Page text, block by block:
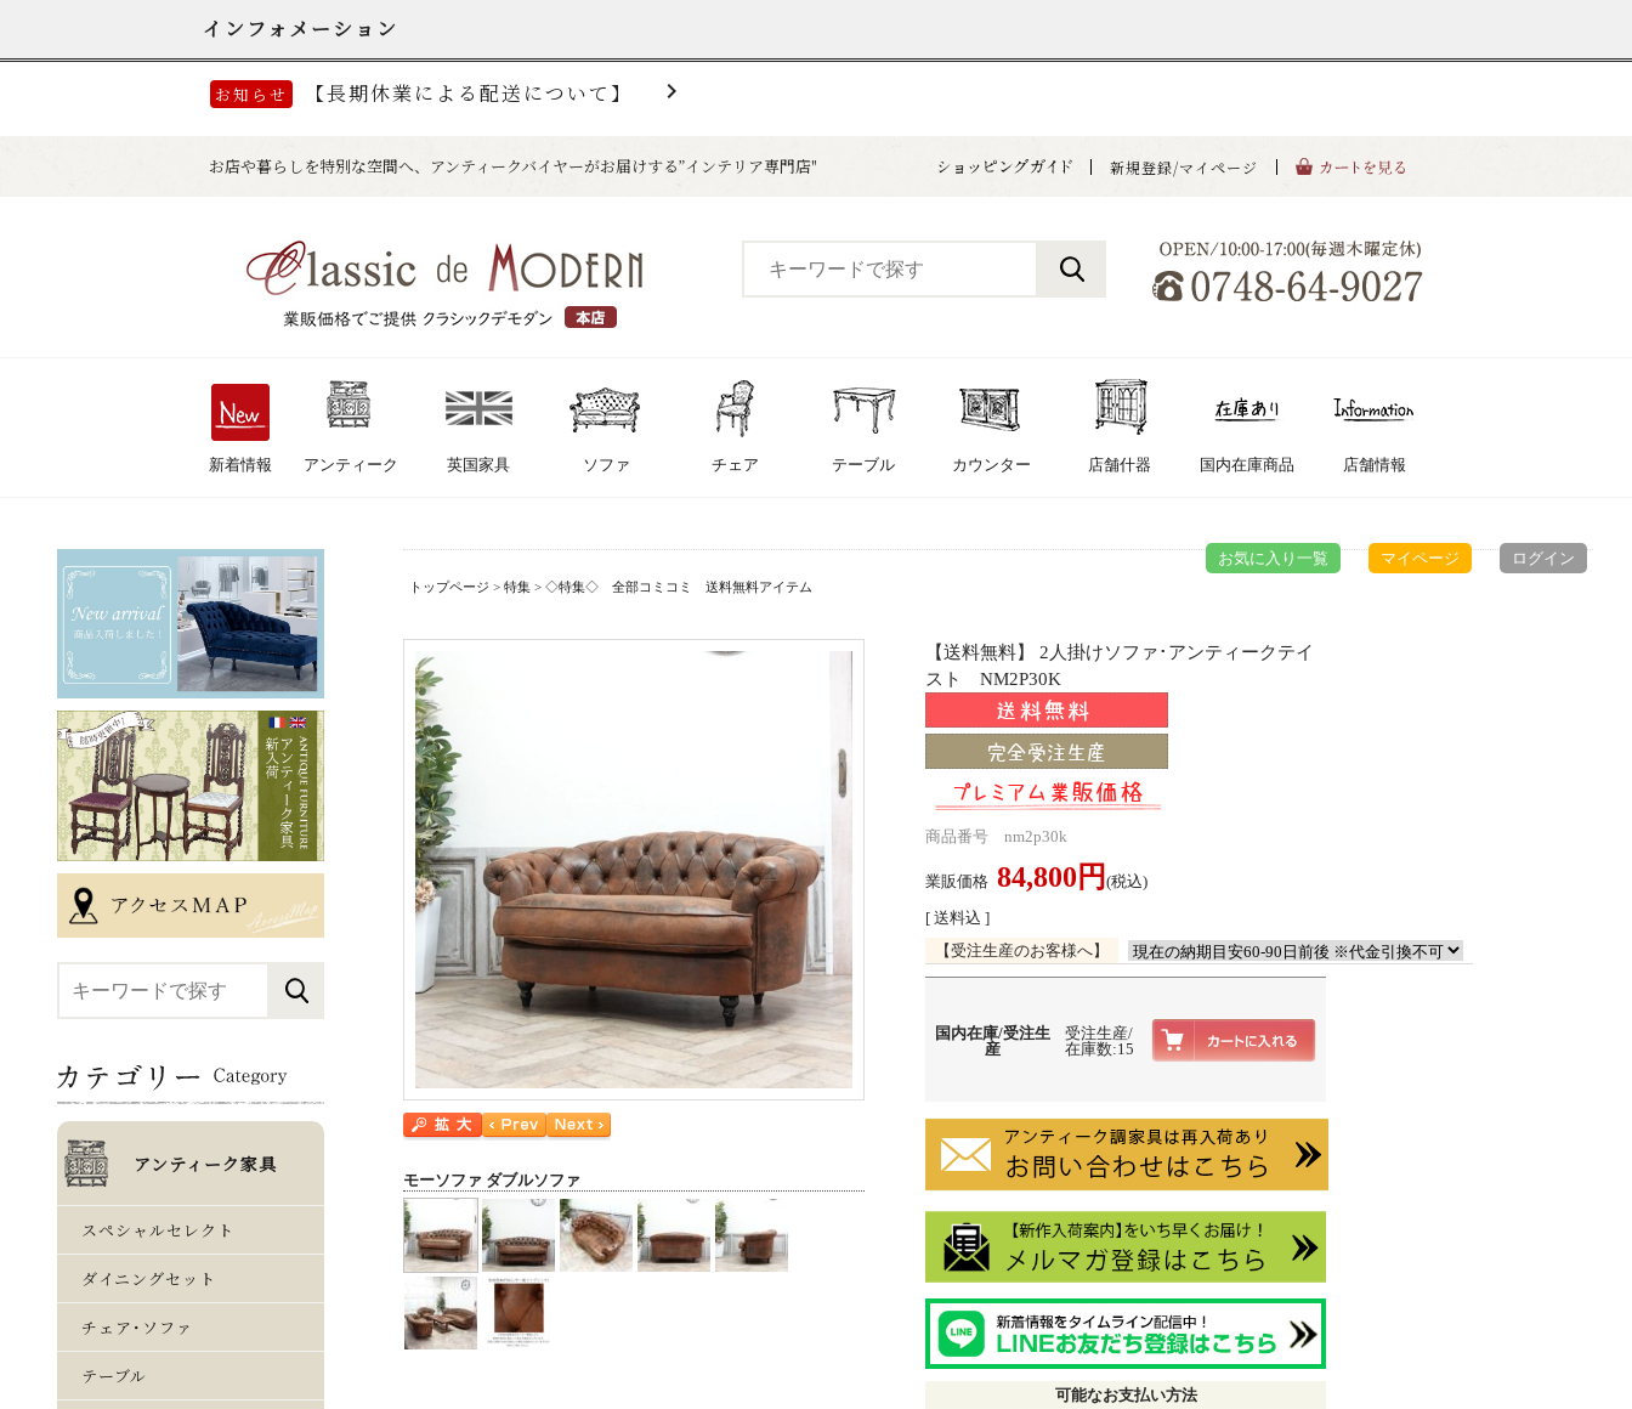
お気に入り一覧 マイページ ログイン
トップページ > 特集 > ◇特集◇ 全部コミコミ 送料無料アイテム
【送料無料】 2人掛けソファ･アンティークテイ
スト NM2P30K
商品番号 nm2p30k
業販価格 84,800円 (税込)
[ 送料込 ]
【受注生産のお客様へ】
国内在庫/受注生
産
受注生産/
在庫数:15
可能なお支払い方法
モーソファ ダブルソファ